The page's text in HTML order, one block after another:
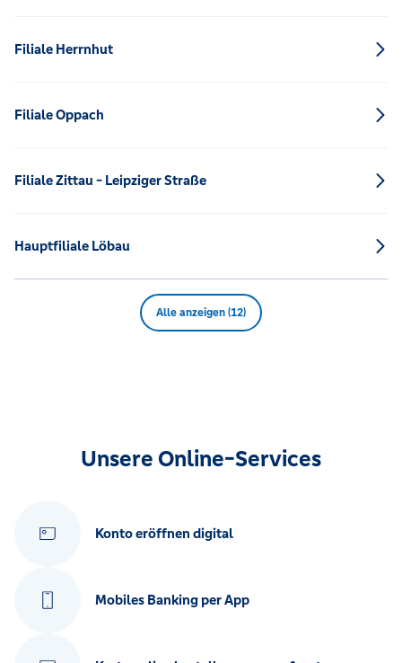
Filiale Herrnhut
Filiale Oppach
Filiale Zittau - Leipziger Straße
Hauptfiliale Löbau
Alle anzeigen (12)
Unsere Online-Services
Konto eröffnen digital
Mobiles Banking per App